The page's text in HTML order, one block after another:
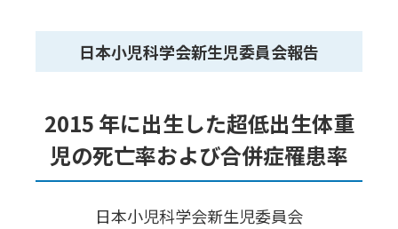
日本小児科学会新生児委員会報告
2015 年に出生した超低出生体重
児の死亡率および合併症罹患率
日本小児科学会新生児委員会